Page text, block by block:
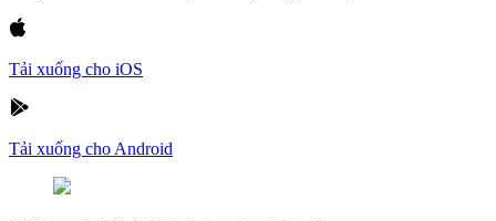
Tải xuống cho iOS
Tải xuống cho Android